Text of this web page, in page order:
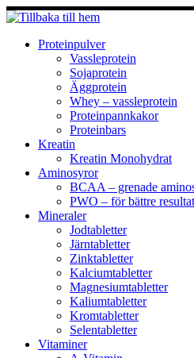
Hoppa
till
innehållProteinpulver
Vassleprotein
Sojaprotein
Äggprotein
Whey – vassleprotein
Proteinpannkakor
Proteinbars
Kreatin
Kreatin Monohydrat
Aminosyror
BCAA – grenade
PWO – för bättre resultat
Mineraler
Jodtabletter
Järntabletter
Zinktabletter
Kalciumtabletter
Magnesiumtabletter
Kaliumtabletter
Kromtabletter
Selentabletter
Vitaminer